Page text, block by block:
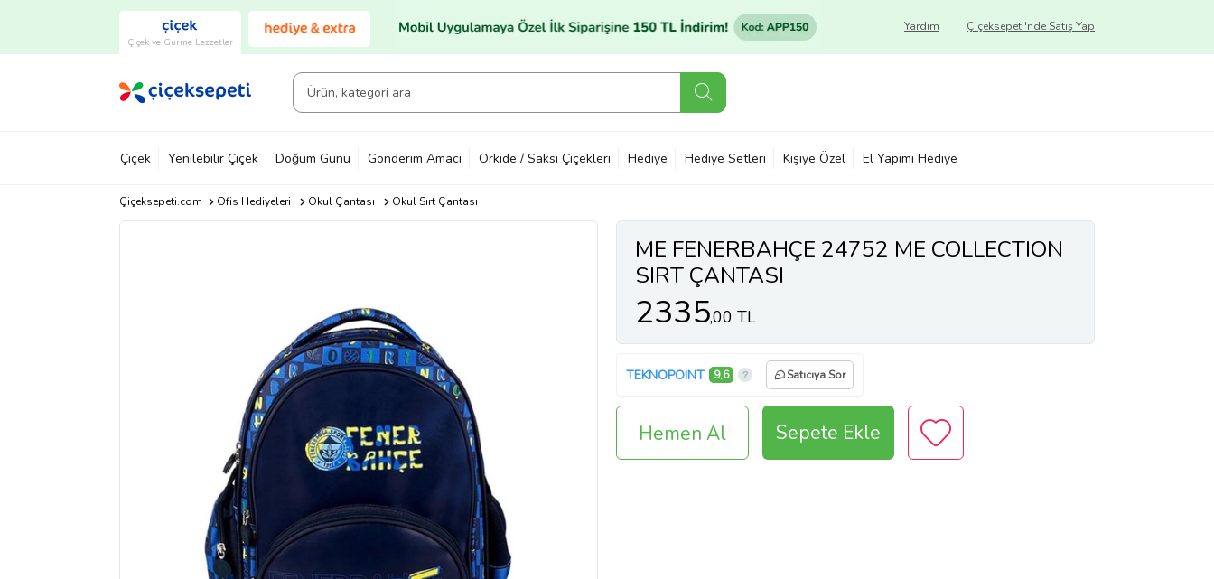
Çiçek ve Gurme Lezzetler
Çiçeksepeti'nde Satış Yap
Yardım
Çiçek Yenilebilir Çiçek Doğum Günü Gönderim Amacı Orkide / Saksı Çiçekleri Hediye Hediye Setleri Kişiye Özel El Yapımı Hediye
Çiçeksepeti.com Ofis Hediyeleri Okul Çantası Okul Sırt Çantası
ME FENERBAHÇE 24752 ME COLLECTION
SIRT ÇANTASI
2335,00 TL
TEKNOPOINT 9,6 Satıcıya Sor
Hemen Al Sepete Ekle